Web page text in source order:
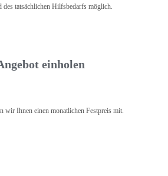
des tatsächlichen Hilfsbedarfs möglich.
einholen
wir Ihnen einen monatlichen Festpreis mit.